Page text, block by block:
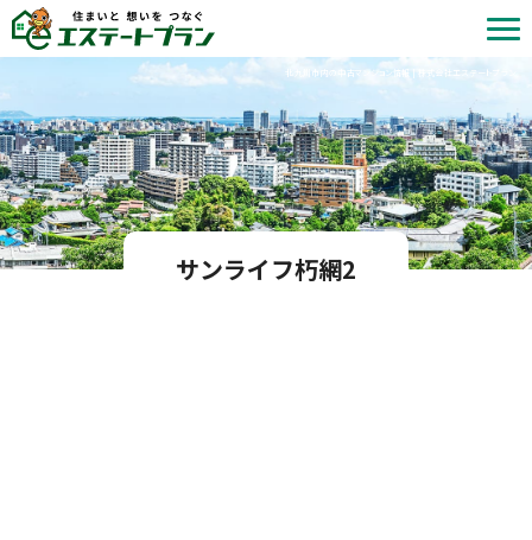
北九州市内の中古マンション情報 | 株式会社エステートプラン
サンライフ朽網2